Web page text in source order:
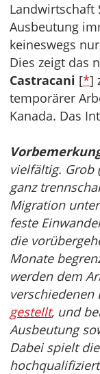
Landwirtschaft
Ausbeutung
keineswegs
Dies zeigt das
Castracani [*]
temporärer
Kanada. Das
vielfältig. Grob
ganz
Migration
feste
die
Monate
werden dem
gestellt, und
Ausbeutung
Dabei spielt